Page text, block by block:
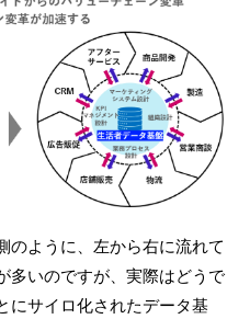
のように、左から右に流れて
多いのですが、実際はどうで
にサイロ化されたデータ基